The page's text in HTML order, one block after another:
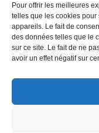
Pour offrir les meilleures
telles que les cookies
appareils. Le fait de
des données telles que le
sur ce site. Le fait de ne
avoir un effet négatif sur